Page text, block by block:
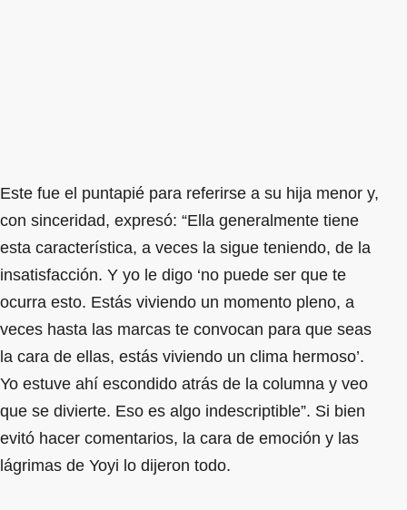
Este fue el puntapié para referirse a su hija menor y,
con sinceridad, expresó: “Ella generalmente tiene
esta característica, a veces la sigue teniendo, de la
insatisfacción. Y yo le digo ‘no puede ser que te
ocurra esto. Estás viviendo un momento pleno, a
veces hasta las marcas te convocan para que seas
la cara de ellas, estás viviendo un clima hermoso’.
Yo estuve ahí escondido atrás de la columna y veo
que se divierte. Eso es algo indescriptible”. Si bien
evitó hacer comentarios, la cara de emoción y las
lágrimas de Yoyi lo dijeron todo.